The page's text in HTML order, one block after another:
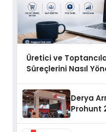
Üretici ve
Süreçlerini Nasıl
Derya
Prohunt